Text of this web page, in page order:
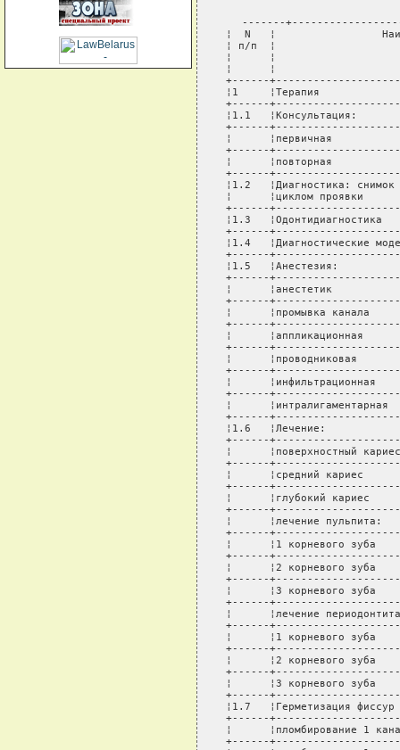
-------
¦  N   ¦
¦ п/п  ¦
¦      ¦
¦      ¦
+------
¦1     ¦Терапия
+------
¦1.1
+------
¦      ¦первичная
+------
¦      ¦повторная
+------
¦1.2   ¦Диагностика:
¦      ¦циклом
+------
¦1.3
+------
¦1.4
+------
¦1.5   ¦Анестезия:
+------
¦      ¦анестетик
+------
¦      ¦промывка
+------
¦
+------
¦
+------
¦
+------
¦
+------
¦1.6   ¦Лечение:
+------
¦      ¦поверхностный
+------
¦      ¦средний
+------
¦      ¦глубокий
+------
¦      ¦лечение
+------
¦      ¦1 корневого
+------
¦      ¦2 корневого
+------
¦      ¦3 корневого
+------
¦      ¦лечение
+------
¦      ¦1 корневого
+------
¦      ¦2 корневого
+------
¦      ¦3 корневого
+------
¦1.7   ¦Герметизация
+------
¦      ¦пломбирование 1
+------